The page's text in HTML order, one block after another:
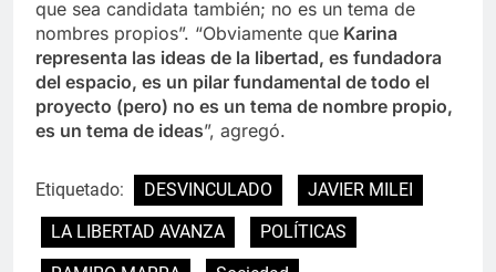
que sea candidata también; no es un tema de
nombres propios”. “Obviamente que Karina
representa las ideas de la libertad, es fundadora
del espacio, es un pilar fundamental de todo el
proyecto (pero) no es un tema de nombre propio,
es un tema de ideas”, agregó.
Etiquetado: DESVINCULADO
JAVIER MILEI
LA LIBERTAD AVANZA
POLÍTICAS